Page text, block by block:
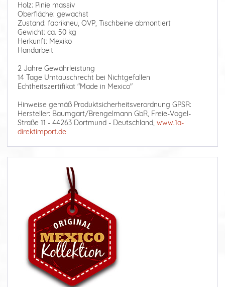
Holz: Pinie massiv
Oberfläche: gewachst
Zustand: fabrikneu, OVP, Tischbeine abmontiert
Gewicht: ca. 50 kg
Herkunft: Mexiko
Handarbeit
2 Jahre Gewährleistung
14 Tage Umtauschrecht bei Nichtgefallen
Echtheitszertifikat "Made in Mexico"
Hinweise gemäß Produktsicherheitsverordnung GPSR:
Hersteller: Baumgart/Brengelmann GbR, Freie-Vogel-
Straße 11 - 44263 Dortmund - Deutschland, www.1a-
direktimport.de